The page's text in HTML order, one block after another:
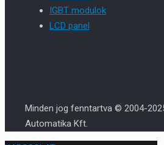
IGBT modulok
LCD panel
Minden jog fenntartva © 2004-
Automatika Kft.